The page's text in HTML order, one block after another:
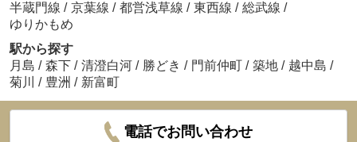
半蔵門線 / 京葉線 / 都営浅草線 / 東西線 / 総武線 /
ゆりかもめ
駅から探す
月島 / 森下 / 清澄白河 / 勝どき / 門前仲町 / 築地 / 越中島 /
菊川
/ 豊洲 / 新富町
電話でお問い合わせ